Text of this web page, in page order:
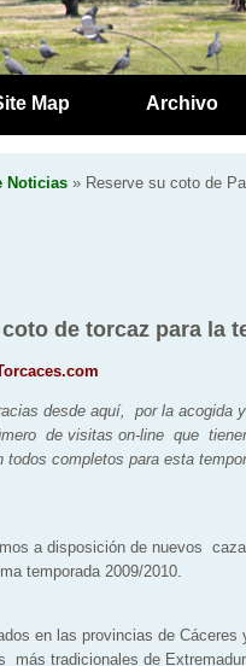
Map Archivo
Noticias» Reserve su coto de
de torcaz para la
desde aquí, por la
de visitas on-line que
todos completos para esta
a disposición de nuevos
temporada 2009/2010.
en las provincias de
más tradicionales de